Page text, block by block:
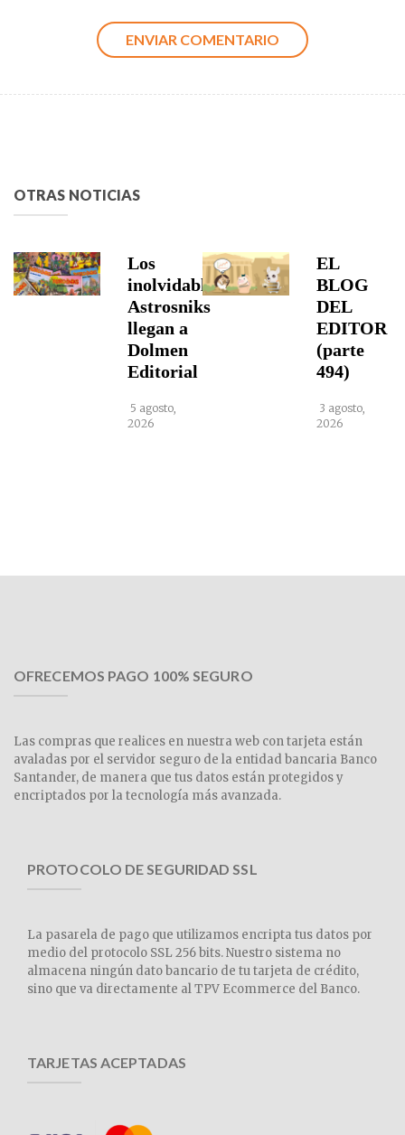
OTRAS NOTICIAS
Los
inolvidables
Astrosniks
llegan a
Dolmen
Editorial
5 agosto,
2026
EL
BLOG
DEL
EDITOR
(parte
494)
3 agosto,
2026
OFRECEMOS PAGO 100% SEGURO
Las compras que realices en nuestra web con tarjeta están
avaladas por el servidor seguro de la entidad bancaria Banco
Santander, de manera que tus datos están protegidos y
encriptados por la tecnología más avanzada.
PROTOCOLO DE SEGURIDAD SSL
La pasarela de pago que utilizamos encripta tus datos por
medio del protocolo SSL 256 bits. Nuestro sistema no
almacena ningún dato bancario de tu tarjeta de crédito,
sino que va directamente al TPV Ecommerce del Banco.
TARJETAS ACEPTADAS